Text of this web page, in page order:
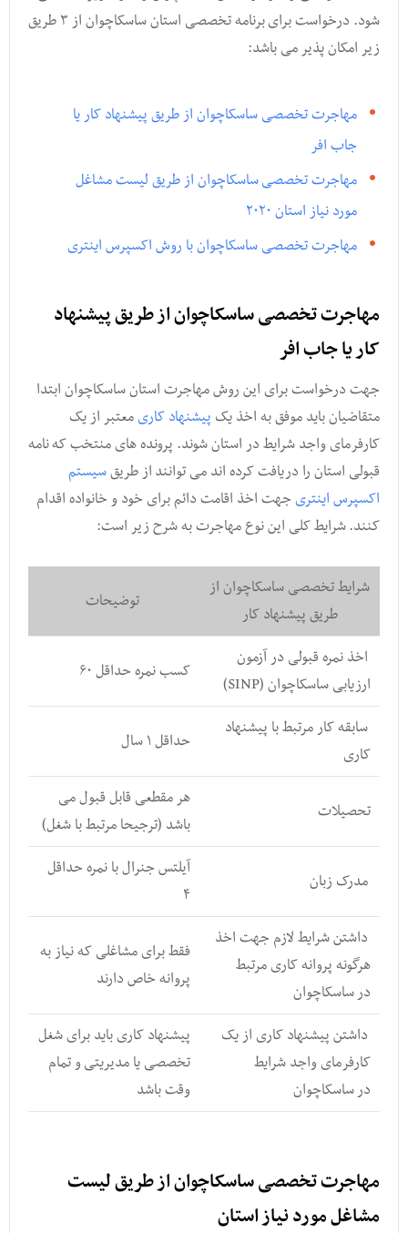
شود. درخواست برای برنامه تخصصی استان ساسکاچوان از ۳ طریق
زیر امکان پذیر می باشد:
مهاجرت تخصصی ساسکاچوان از طریق پیشنهاد کار یا
جاب افر
مهاجرت تخصصی ساسکاچوان از طریق لیست مشاغل
مورد نیاز استان ۲۰۲۰
مهاجرت تخصصی ساسکاچوان با روش اکسپرس اینتری
مهاجرت تخصصی ساسکاچوان از طریق پیشنهاد
کار یا جاب افر
جهت درخواست برای این روش مهاجرت استان ساسکاچوان ابتدا
متقاضیان باید موفق به اخذ یک پیشنهاد کاریمعتبر از یک
کارفرمای واجد شرایط در استان شوند. پرونده های منتخب که نامه
قبولی استان را دریافت کرده اند می توانند از طریقسیستم
اکسپرس اینتریجهت اخذ اقامت دائم برای خود و خانواده اقدام
کنند. شرایط کلی این نوع مهاجرت به شرح زیر است:
شرایط تخصصی ساسکاچوان از
طریق پیشنهاد کار
توضیحات
اخذ نمره قبولی در آزمون
ارزیابی ساسکاچوان (SINP)
کسب نمره حداقل ۶۰
سابقه کار مرتبط با پیشنهاد
کاری
حداقل ۱ سال
تحصیلات
هر مقطعی قابل قبول می
باشد (ترجیحا مرتبط با شغل)
مدرک زبان
آیلتس جنرال با نمره حداقل
۴
داشتن شرایط لازم جهت اخذ
هرگونه پروانه کاری مرتبط
در ساسکاچوان
فقط برای مشاغلی که نیاز به
پروانه خاص دارند
داشتن پیشنهاد کاری از یک
کارفرمای واجد شرایط
در ساسکاچوان
پیشنهاد کاری باید برای شغل
تخصصی یا مدیریتی و تمام
وقت باشد
مهاجرت تخصصی ساسکاچوان از طریق لیست
مشاغل مورد نیاز استان